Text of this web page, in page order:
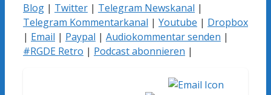
Blog | Twitter | Telegram Newskanal |
Telegram Kommentarkanal | Youtube | Dropbox
| Email | Paypal | Audiokommentar senden |
#RGDE Retro | Podcast abonnieren |